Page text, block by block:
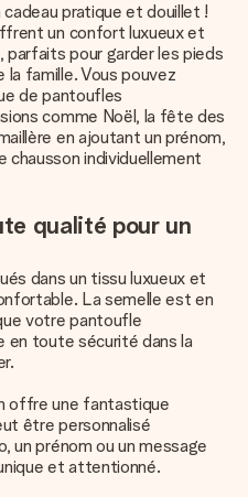
pratique et douillet !
un confort luxueux et
parfaits pour garder les pieds
la famille. Vous pouvez
de pantoufles
comme Noël, la fête des
en ajoutant un prénom,
individuellement
qualité pour un
dans un tissu luxueux et
La semelle est en
votre pantoufle
en toute sécurité dans la
offre une fantastique
être personnalisé
un prénom ou un message
et attentionné.